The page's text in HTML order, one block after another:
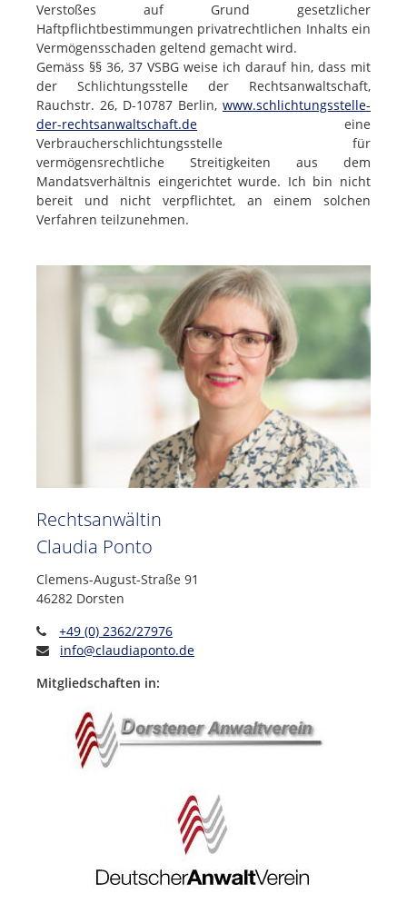
Verstoßes auf Grund gesetzlicher
Haftpflichtbestimmungen privatrechtlichen Inhalts ein
Vermögensschaden geltend gemacht wird.
Gemäss §§ 36, 37 VSBG weise ich darauf hin, dass mit
der Schlichtungsstelle der Rechtsanwaltschaft,
Rauchstr. 26, D-10787 Berlin, www.schlichtungsstelle-
der-rechtsanwaltschaft.de eine
Verbraucherschlichtungsstelle für
vermögensrechtliche Streitigkeiten aus dem
Mandatsverhältnis eingerichtet wurde. Ich bin nicht
bereit und nicht verpflichtet, an einem solchen
Verfahren teilzunehmen.
Rechtsanwältin
Claudia Ponto
Clemens-August-Straße 91
46282 Dorsten
+49 (0) 2362/27976
info@claudiaponto.de
Mitgliedschaften in: